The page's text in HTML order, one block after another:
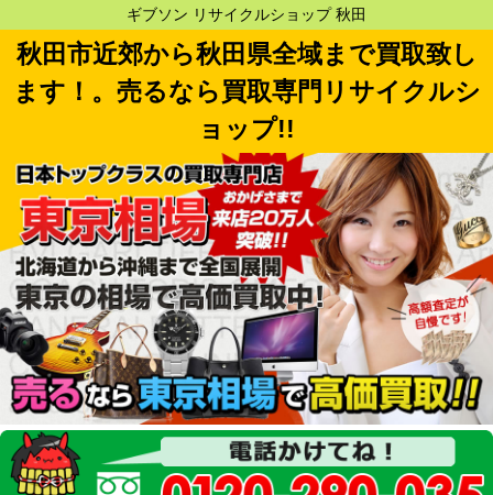
ギブソン リサイクルショップ 秋田